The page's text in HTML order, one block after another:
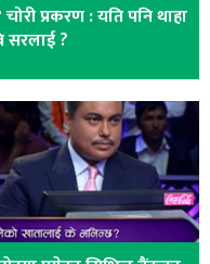
प्रकरण : यति पनि थाहा
सरलाई ?